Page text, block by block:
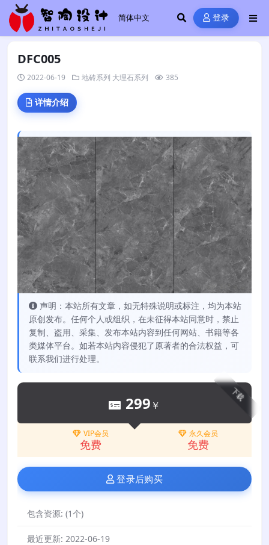
登录
DFC005
2022-06-19 地砖系列 大理石系列 385
详情介绍
声明：本站所有文章，如无特殊说明或标注，均为本站
原创发布。任何个人或组织，在未征得本站同意时，禁止
复制、盗用、采集、发布本站内容到任何网站、书籍等各
类媒体平台。如若本站内容侵犯了原著者的合法权益，可
联系我们进行处理。
下载
299 ￥
VIP会员
免费
永久会员
免费
登录后购买
包含资源: (1个)
最近更新: 2022-06-19